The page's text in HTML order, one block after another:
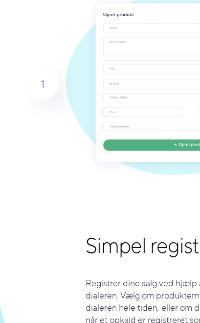
1
Simpel
Registrer dine salg ved hjælp
dialeren. Vælg om
dialeren hele tiden, eller om
når et opkald er registreret